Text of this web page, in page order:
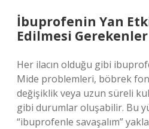
İbuprofenin Yan
Edilmesi Gerekenler
Her ilacın olduğu gibi
Mide problemleri, böbrek
değişiklik veya uzun süreli
gibi durumlar oluşabilir. Bu
“ibuprofenle savaşalım”